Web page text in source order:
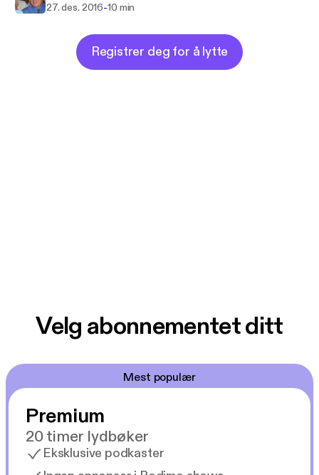
27. des. 2016-10 min
Registrer deg for å lytte
Velg abonnementet ditt
Mest populær
Premium
20 timer lydbøker
Eksklusive podkaster